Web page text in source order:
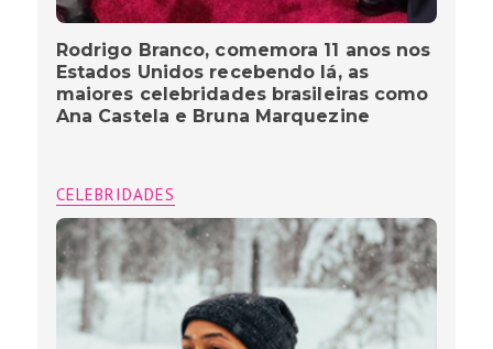
Rodrigo Branco, comemora 11 anos nos
Estados Unidos recebendo lá, as
maiores celebridades brasileiras como
Ana Castela e Bruna Marquezine
CELEBRIDADES